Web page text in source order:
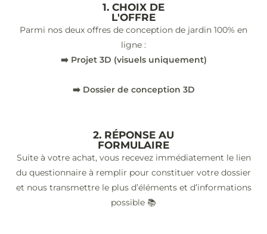
1. CHOIX DE
L'OFFRE
Parmi nos deux offres de conception de jardin 100% en
ligne :
➡️ Projet 3D (visuels uniquement)
➡️ Dossier de conception 3D
2. RÉPONSE AU
FORMULAIRE
Suite à votre achat, vous recevez immédiatement le lien
du questionnaire à remplir pour constituer votre dossier
et nous transmettre le plus d’éléments et d’informations
possible 📚